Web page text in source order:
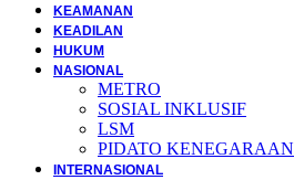
KEAMANAN
KEADILAN
HUKUM
NASIONAL
METRO
SOSIAL INKLUSIF
LSM
PIDATO KENEGARAAN
INTERNASIONAL